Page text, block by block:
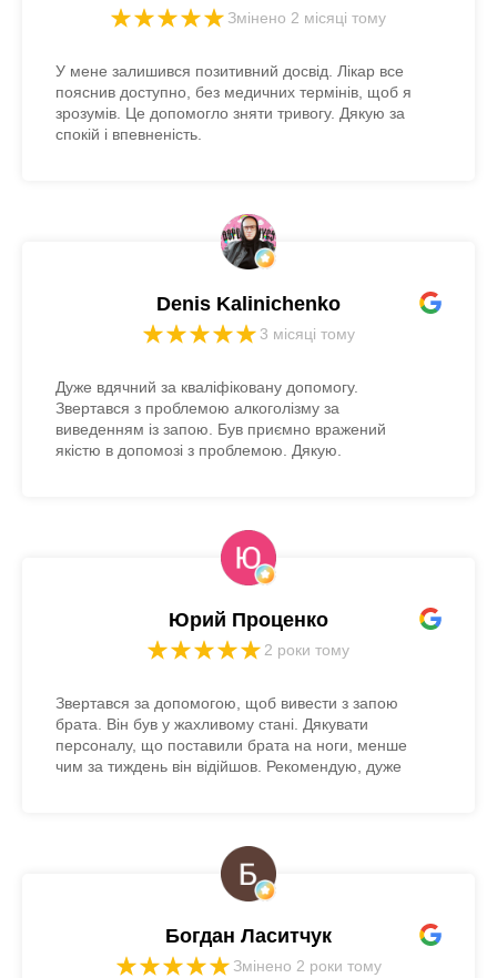
Змінено 2 місяці тому
У мене залишився позитивний досвід. Лікар все
пояснив доступно, без медичних термінів, щоб я
зрозумів. Це допомогло зняти тривогу. Дякую за
спокій і впевненість.
Denis Kalinichenko
3 місяці тому
Дуже вдячний за кваліфіковану допомогу.
Звертався з проблемою алкоголізму за
виведенням із запою. Був приємно вражений
якістю в допомозі з проблемою. Дякую.
Юрий Проценко
2 роки тому
Звертався за допомогою, щоб вивести з запою
брата. Він був у жахливому стані. Дякувати
персоналу, що поставили брата на ноги, менше
чим за тиждень він відійшов. Рекомендую, дуже
Богдан Ласитчук
Змінено 2 роки тому